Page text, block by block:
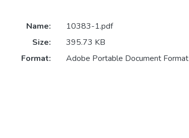
Name:
10383-1.pdf
Size:
395.73 KB
Format:
Adobe Portable Document Format